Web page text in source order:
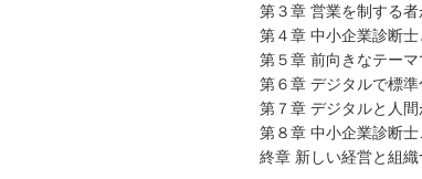
第３章 営業を制する
第４章 中小企業診断
第５章 前向きなテー
第６章 デジタルで標
第７章 デジタルと人
第８章 中小企業診断
終章 新しい経営と組